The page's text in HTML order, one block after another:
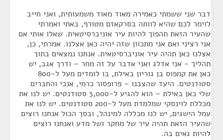
דבר שני ששמתי כאמירה מאוד מאוד משמעותית, ואני חייב
לוימר לכם שהיא לוותה בסרקאזם מטורף, באתי ואמרתי
שהעיר הזאת תהפוך להיות עיר אוניברסיטאית. שאלו אותי אם
אני רציני ואם אני מתכוון שזה יהיה כאן אצלנו. אמרתי, כן,
אצלנו כאן תהיה עיר אוניברסיטאית. אנחנו נמצאים בתוך
תהליך - אני אדלג ואני אדבר על זה מחר – ודרך אגב, יש
כאן את קמפוס בן גוריון באילת, בו לומדים מעל ל-800
סטודנטים. היעד שהצבנו – פרופסור כרמי, אנכי והחברים
שלי כאן באילת – הוא להגיע ל-3,000 סטודנטים. יש לנו את
מכללת לוינסקי שמלמדת מעל ל-200 סטודנטים. יש לנו את
עמל הישגים, יש לנו מכללה למינהל, ובסך הכול אנחנו רוצים
שהעיר הזאת תהיה עיר של מחקר ושל מדע ואנחנו רוצים
להיות גאים בה.